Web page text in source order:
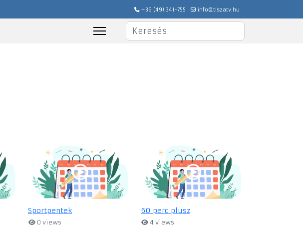
+36 (49) 341-755 info@tiszatv.hu
Keresés
Sportpentek
0 views
60 perc plusz
4 views